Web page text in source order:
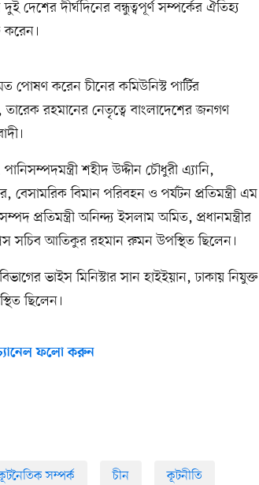
দেশের দীর্ঘদিনের বন্ধুত্বপূর্ণ সম্পর্কের ঐতিহ্য
করেন।
পোষণ করেন চীনের কমিউনিস্ট পার্টির
তারেক রহমানের নেতৃত্বে বাংলাদেশের জনগণ
শহীদ উদ্দীন চৌধুরী এ্যানি,
বেসামরিক বিমান পরিবহন ও পর্যটন প্রতিমন্ত্রী এম
প্রতিমন্ত্রী অনিন্দ্য ইসলাম অমিত, প্রধানমন্ত্রীর
সচিব আতিকুর রহমান রুমন উপস্থিত ছিলেন।
ভাইস মিনিস্টার সান হাইইয়ান, ঢাকায় নিযুক্ত
ছিলেন।
ফলো করুন
সম্পর্ক চীন কূটনীতি